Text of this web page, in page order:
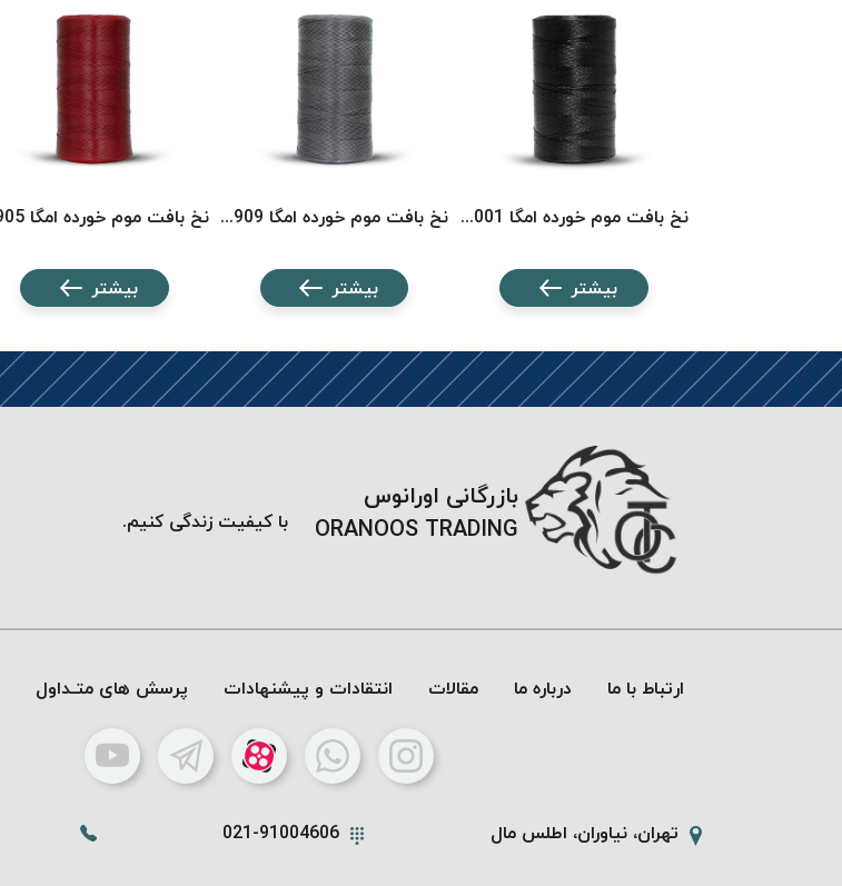
نخ بافت موم خورده امگا 6001 (500 متری) OMEGA
بیشتر
نخ بافت موم خورده امگا 2909 (500 متری) OMEGA
بیشتر بیشتر
بازرگانی اورانوس
ORANOOS TRADING
با کیفیت زندگی کنیم.
ارتباط با ما درباره ما مقالات انتقادات و پیشنهادات پرسش های متـداول
تهران، نیاوران، اطلس مال 021-91004606